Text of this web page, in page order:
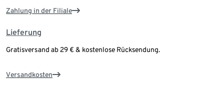
Zahlung in der Filiale
Lieferung
Gratisversand ab 29 € & kostenlose Rücksendung.
Versandkosten